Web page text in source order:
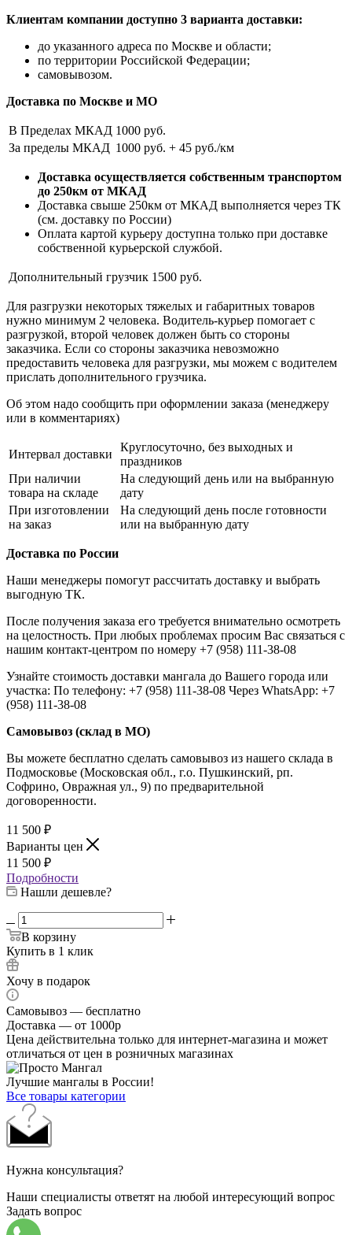
Клиентам компании доступно 3 варианта доставки:
до указанного адреса по Москве и области;
по территории Российской Федерации;
самовывозом.
Доставка по Москве и МО
В Пределах МКАД 1000 руб.
За пределы МКАД 1000 руб. + 45 руб./км
Доставка осуществляется собственным транспортом
до 250км от МКАД
Доставка свыше 250км от МКАД выполняется через ТК
(см. доставку по России)
Оплата картой курьеру доступна только при доставке
собственной курьерской службой.
Дополнительный грузчик 1500 руб.
Для разгрузки некоторых тяжелых и габаритных товаров
нужно минимум 2 человека. Водитель-курьер помогает с
разгрузкой, второй человек должен быть со стороны
заказчика. Если со стороны заказчика невозможно
предоставить человека для разгрузки, мы можем с водителем
прислать дополнительного грузчика.
Об этом надо сообщить при оформлении заказа (менеджеру
или в комментариях)
Интервал доставки
Круглосуточно, без выходных и
праздников
При наличии
товара на складе
На следующий день или на выбранную
дату
При изготовлении
на заказ
На следующий день после готовности
или на выбранную дату
Доставка по России
Наши менеджеры помогут рассчитать доставку и выбрать
выгодную ТК.
После получения заказа его требуется внимательно осмотреть
на целостность. При любых проблемах просим Вас связаться с
нашим контакт-центром по номеру +7 (958) 111-38-08
Узнайте стоимость доставки мангала до Вашего города или
участка: По телефону: +7 (958) 111-38-08 Через WhatsApp: +7
(958) 111-38-08
Самовывоз (склад в МО)
Вы можете бесплатно сделать самовывоз из нашего склада в
Подмосковье (Московская обл., г.о. Пушкинский, рп.
Софрино, Овражная ул., 9) по предварительной
договоренности.
11 500 ₽
Варианты цен
11 500 ₽
Подробности
Нашли дешевле?
В корзину
Купить в 1 клик
Хочу в подарок
Самовывоз — бесплатно
Доставка — от 1000р
Цена действительна только для интернет-магазина и может
отличаться от цен в розничных магазинах
Лучшие мангалы в России!
Все товары категории
Нужна консультация?
Наши специалисты ответят на любой интересующий вопрос
Задать вопрос